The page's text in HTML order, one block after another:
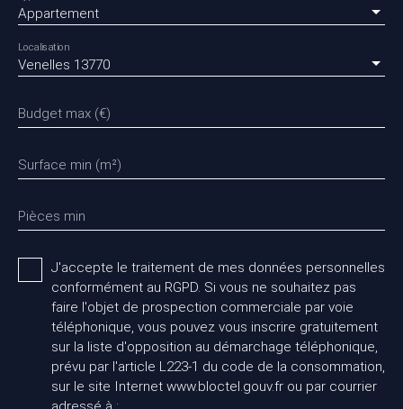
Appartement
Venelles 13770
Localisation
Budget max (€)
Surface min (m²)
Pièces min
J'accepte le traitement de mes données personnelles
conformément au RGPD. Si vous ne souhaitez pas
faire l'objet de prospection commerciale par voie
téléphonique, vous pouvez vous inscrire gratuitement
sur la liste d'opposition au démarchage téléphonique,
prévu par l'article L223-1 du code de la consommation,
sur le site Internet www.bloctel.gouv.fr ou par courrier